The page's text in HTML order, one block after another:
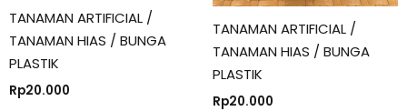
TANAMAN ARTIFICIAL /
TANAMAN HIAS / BUNGA
PLASTIK
Rp20.000
TANAMAN ARTIFICIAL /
TANAMAN HIAS / BUNGA
PLASTIK
Rp20.000